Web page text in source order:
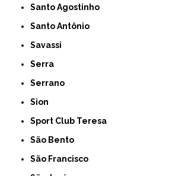
Santo Agostinho
Santo Antônio
Savassi
Serra
Serrano
Sion
Sport Club Teresa
São Bento
São Francisco